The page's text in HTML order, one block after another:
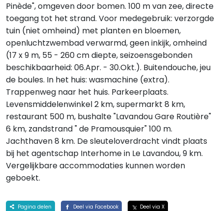
Pinède", omgeven door bomen. 100 m van zee, directe
toegang tot het strand. Voor medegebruik: verzorgde
tuin (niet omheind) met planten en bloemen,
openluchtzwembad verwarmd, geen inkijk, omheind
(17 x 9 m, 55 - 260 cm diepte, seizoensgebonden
beschikbaarheid: 06.Apr. - 30.Okt.). Buitendouche, jeu
de boules. In het huis: wasmachine (extra).
Trappenweg naar het huis. Parkeerplaats.
Levensmiddelenwinkel 2 km, supermarkt 8 km,
restaurant 500 m, bushalte "Lavandou Gare Routière"
6 km, zandstrand " de Pramousquier" 100 m.
Jachthaven 8 km. De sleuteloverdracht vindt plaats
bij het agentschap Interhome in Le Lavandou, 9 km.
Vergelijkbare accommodaties kunnen worden
geboekt.
Pagina delen Deel via Facebook
Deel via X